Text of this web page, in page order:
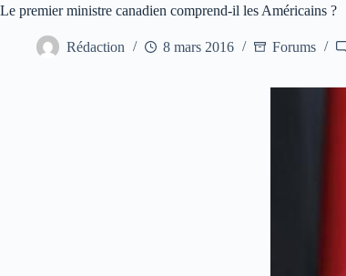
Le premier ministre canadien comprend-il les Américains ?
Rédaction 8 mars 2016 Forums